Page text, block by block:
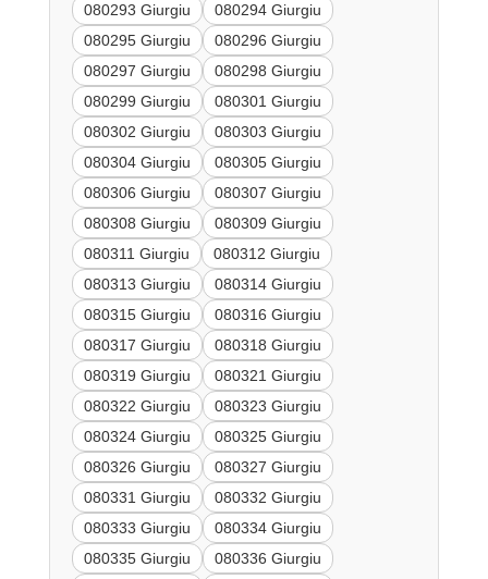
080293 Giurgiu
080294 Giurgiu
080295 Giurgiu
080296 Giurgiu
080297 Giurgiu
080298 Giurgiu
080299 Giurgiu
080301 Giurgiu
080302 Giurgiu
080303 Giurgiu
080304 Giurgiu
080305 Giurgiu
080306 Giurgiu
080307 Giurgiu
080308 Giurgiu
080309 Giurgiu
080311 Giurgiu
080312 Giurgiu
080313 Giurgiu
080314 Giurgiu
080315 Giurgiu
080316 Giurgiu
080317 Giurgiu
080318 Giurgiu
080319 Giurgiu
080321 Giurgiu
080322 Giurgiu
080323 Giurgiu
080324 Giurgiu
080325 Giurgiu
080326 Giurgiu
080327 Giurgiu
080331 Giurgiu
080332 Giurgiu
080333 Giurgiu
080334 Giurgiu
080335 Giurgiu
080336 Giurgiu